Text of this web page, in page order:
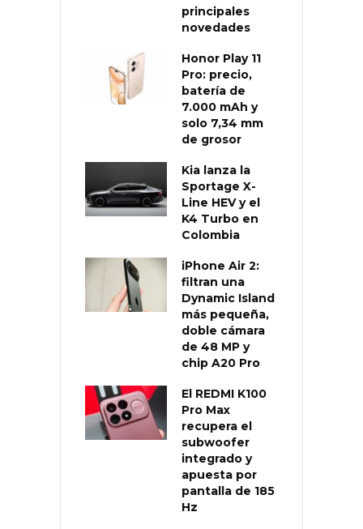
principales
novedades
Honor Play 11
Pro: precio,
batería de
7.000 mAh y
solo 7,34 mm
de grosor
Kia lanza la
Sportage X-
Line HEV y el
K4 Turbo en
Colombia
iPhone Air 2:
filtran una
Dynamic Island
más pequeña,
doble cámara
de 48 MP y
chip A20 Pro
El REDMI K100
Pro Max
recupera el
subwoofer
integrado y
apuesta por
pantalla de 185
Hz